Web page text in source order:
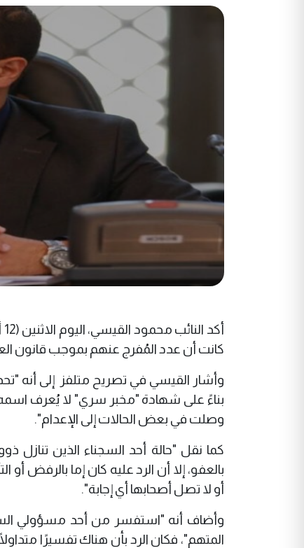
كانت أن عدد المُفرج عنهم بموجب قانون العفو العام
وأشار القيسي في تصريح متلفز إلى أنه
بناءً على شهادة "مخبر سري" لا يُعرف
وصلت في بعض الحالات إلى الإعدام".
كما نقل "حالة أحد السجناء الذين
بالعفو، إلا أن الرد عليه كان إما بالرفض
أو لا تصل أصحابها أي إجابة".
وأضاف أنه "استفسر من أحد مسؤولي
المتهم"، فكان الرد بأن هناك تفسيرًا